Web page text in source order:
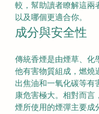
較，幫助讀者瞭解這兩
以及哪個更適合你。
成分與安全性
傳統香煙是由煙草、化
他有害物質組成，燃燒
出焦油和一氧化碳等有
康危害極大。相對而言
煙所使用的煙彈主要成